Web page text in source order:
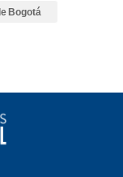
Bogotá